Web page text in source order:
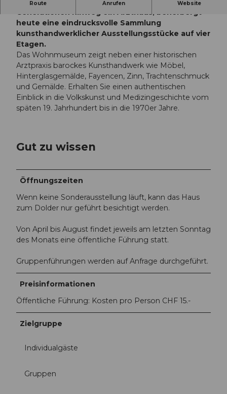
Route Anrufen Website
Generationen hinweg ein Arzthaus, beherbergt
heute eine eindrucksvolle Sammlung
kunsthandwerklicher Ausstellungsstücke auf vier
Etagen.
Das Wohnmuseum zeigt neben einer historischen
Arztpraxis barockes Kunsthandwerk wie Möbel,
Hinterglasgemälde, Fayencen, Zinn, Trachtenschmuck
und Gemälde. Erhalten Sie einen authentischen
Einblick in die Volkskunst und Medizingeschichte vom
späten 19. Jahrhundert bis in die 1970er Jahre.
Gut zu wissen
Öffnungszeiten
Wenn keine Sonderausstellung läuft, kann das Haus
zum Dolder nur geführt besichtigt werden.
Von April bis August findet jeweils am letzten Sonntag
des Monats eine öffentliche Führung statt.
Gruppenführungen werden auf Anfrage durchgeführt.
Preisinformationen
Öffentliche Führung: Kosten pro Person CHF 15.-
Zielgruppe
Individualgäste
Gruppen